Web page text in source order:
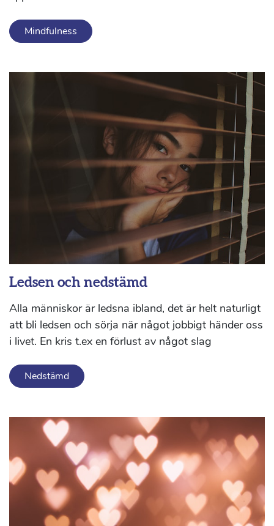
Mindfulness
Ledsen och nedstämd
Alla människor är ledsna ibland, det är helt naturligt
att bli ledsen och sörja när något jobbigt händer oss
i livet. En kris t.ex en förlust av något slag
Nedstämd